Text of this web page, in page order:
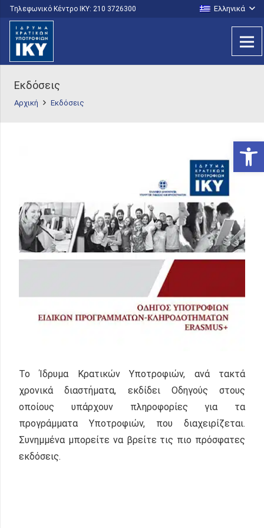
Τηλεφωνικό Κέντρο IKY: 210 3726300 Ελληνικά
Εκδόσεις
Αρχική Εκδόσεις
Το Ίδρυμα Κρατικών Υποτροφιών, ανά τακτά
χρονικά διαστήματα, εκδίδει Οδηγούς στους
οποίους υπάρχουν πληροφορίες για τα
προγράμματα Υποτροφιών, που διαχειρίζεται.
Συνημμένα μπορείτε να βρείτε τις πιο πρόσφατες
εκδόσεις.